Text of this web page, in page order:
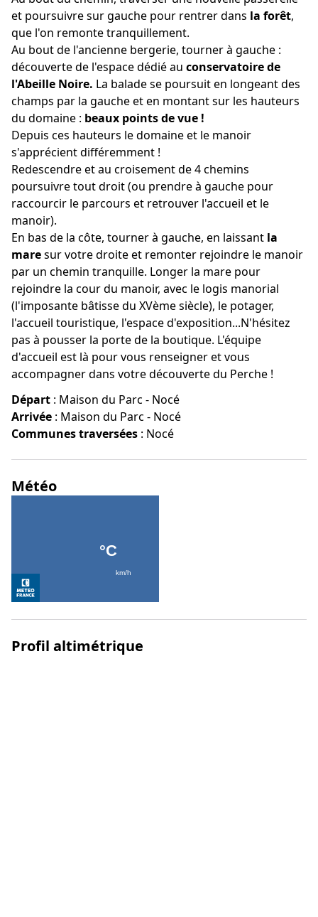
et poursuivre sur gauche pour rentrer dans la forêt,
que l'on remonte tranquillement.
Au bout de l'ancienne bergerie, tourner à gauche :
découverte de l'espace dédié au conservatoire de
l'Abeille Noire. La balade se poursuit en longeant des
champs par la gauche et en montant sur les hauteurs
du domaine : beaux points de vue !
Depuis ces hauteurs le domaine et le manoir
s'apprécient différemment !
Redescendre et au croisement de 4 chemins
poursuivre tout droit (ou prendre à gauche pour
raccourcir le parcours et retrouver l'accueil et le
manoir).
En bas de la côte, tourner à gauche, en laissant la
maresur votre droite et remonter rejoindre le manoir
par un chemin tranquille. Longer la mare pour
rejoindre la cour du manoir, avec le logis manorial
(l'imposante bâtisse du XVème siècle), le potager,
l'accueil touristique, l'espace d'exposition...N'hésitez
pas à pousser la porte de la boutique. L'équipe
d'accueil est là pour vous renseigner et vous
accompagner dans votre découverte du Perche !
Départ : Maison du Parc - Nocé
Arrivée : Maison du Parc - Nocé
Communes traversées : Nocé
Météo
Profil altimétrique